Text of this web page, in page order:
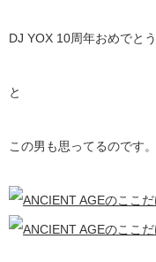
DJ YOX 10周年おめでと
と
この男も思ってるのです。